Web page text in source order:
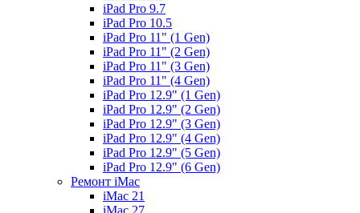
iPad Pro 9.7
iPad Pro 10.5
iPad Pro 11" (1 Gen)
iPad Pro 11" (2 Gen)
iPad Pro 11" (3 Gen)
iPad Pro 11" (4 Gen)
iPad Pro 12.9" (1 Gen)
iPad Pro 12.9" (2 Gen)
iPad Pro 12.9" (3 Gen)
iPad Pro 12.9" (4 Gen)
iPad Pro 12.9" (5 Gen)
iPad Pro 12.9" (6 Gen)
Ремонт iMac
iMac 21
iMac 27